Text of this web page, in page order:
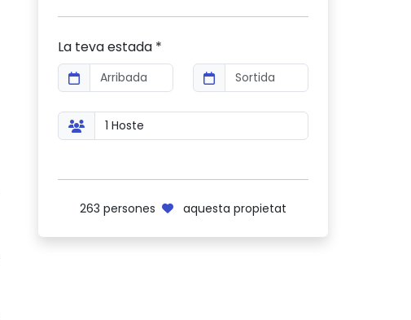
La teva estada *
263 persones aquesta propietat